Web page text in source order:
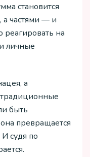
становится
а частями — и
реагировать на
личные
а
традиционные
быть
превращается
судя по